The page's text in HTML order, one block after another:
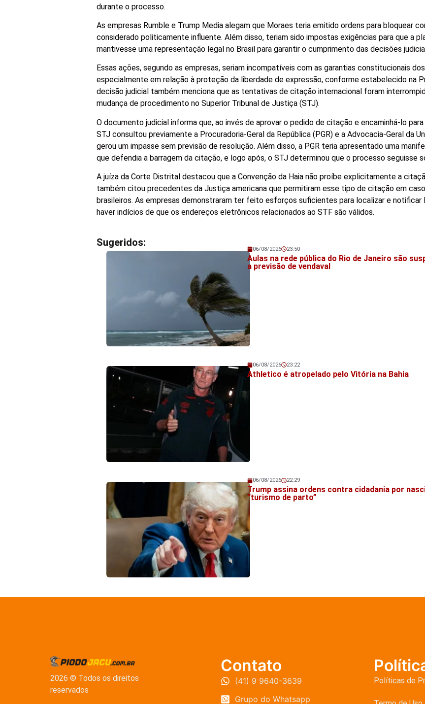
durante o processo.
As empresas Rumble e Trump Media alegam que Moraes teria emitido ordens para bloquear
considerado politicamente influente. Além disso, teriam sido impostas exigências para que a
mantivesse uma representação legal no Brasil para garantir o cumprimento das decisões
Essas ações, segundo as empresas, seriam incompatíveis com as garantias constitucionais
especialmente em relação à proteção da liberdade de expressão, conforme estabelecido na
decisão judicial também menciona que as tentativas de citação internacional foram
mudança de procedimento no Superior Tribunal de Justiça (STJ).
O documento judicial informa que, ao invés de aprovar o pedido de citação e encaminhá-lo
STJ consultou previamente a Procuradoria-Geral da República (PGR) e a Advocacia-Geral da
gerou um impasse sem previsão de resolução. Além disso, a PGR teria apresentado uma
que defendia a barragem da citação, e logo após, o STJ determinou que o processo seguisse
A juíza da Corte Distrital destacou que a Convenção da Haia não proíbe explicitamente a
também citou precedentes da Justiça americana que permitiram esse tipo de citação em
brasileiros. As empresas demonstraram ter feito esforços suficientes para localizar e notificar
haver indícios de que os endereços eletrônicos relacionados ao STF são válidos.
Sugeridos:
💬 Veja também!
06/08/2026 23:50
Aulas na rede pública do Rio de Janeiro são
a previsão de vendaval
💬 Veja também!
06/08/2026 23:22
Athletico é atropelado pelo Vitória na Bahia
💬 Veja também!
06/08/2026 22:29
Trump assina ordens contra cidadania por
“turismo de parto”
2026 © Todos os direitos
reservados
Contato
(41) 9 9640-3639
Grupo do Whatsapp
Políticas de